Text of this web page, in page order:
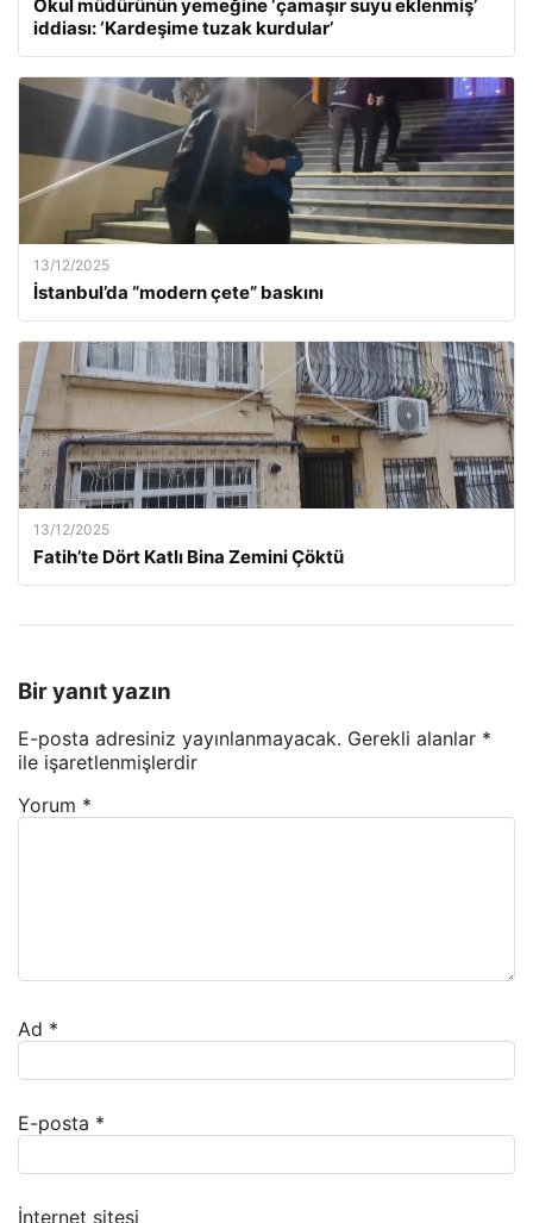
Okul müdürünün yemeğine ‘çamaşır suyu eklenmiş’
iddiası: ‘Kardeşime tuzak kurdular’
13/12/2025
İstanbul’da “modern çete” baskını
13/12/2025
Fatih’te Dört Katlı Bina Zemini Çöktü
Bir yanıt yazın
E-posta adresiniz yayınlanmayacak. Gerekli alanlar *
ile işaretlenmişlerdir
Yorum *
Ad *
E-posta *
İnternet sitesi